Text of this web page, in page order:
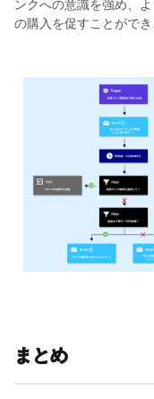
ンクへの意識を強め、よ
の購入を促すことができ
まとめ